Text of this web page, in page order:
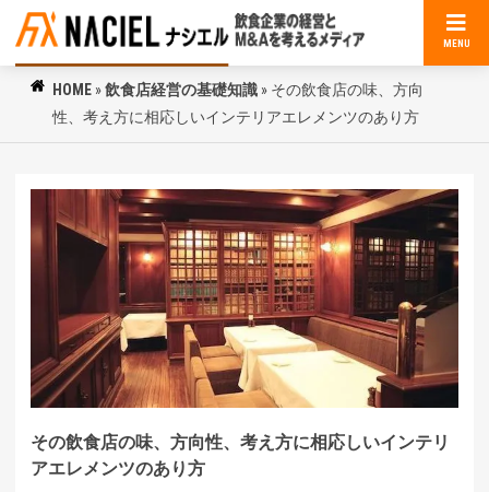
MENU
HOME »飲食店経営の基礎知識 » その飲食店の味、方向
性、考え方に相応しいインテリアエレメンツのあり方
その飲食店の味、方向性、考え方に相応しいインテリ
アエレメンツのあり方